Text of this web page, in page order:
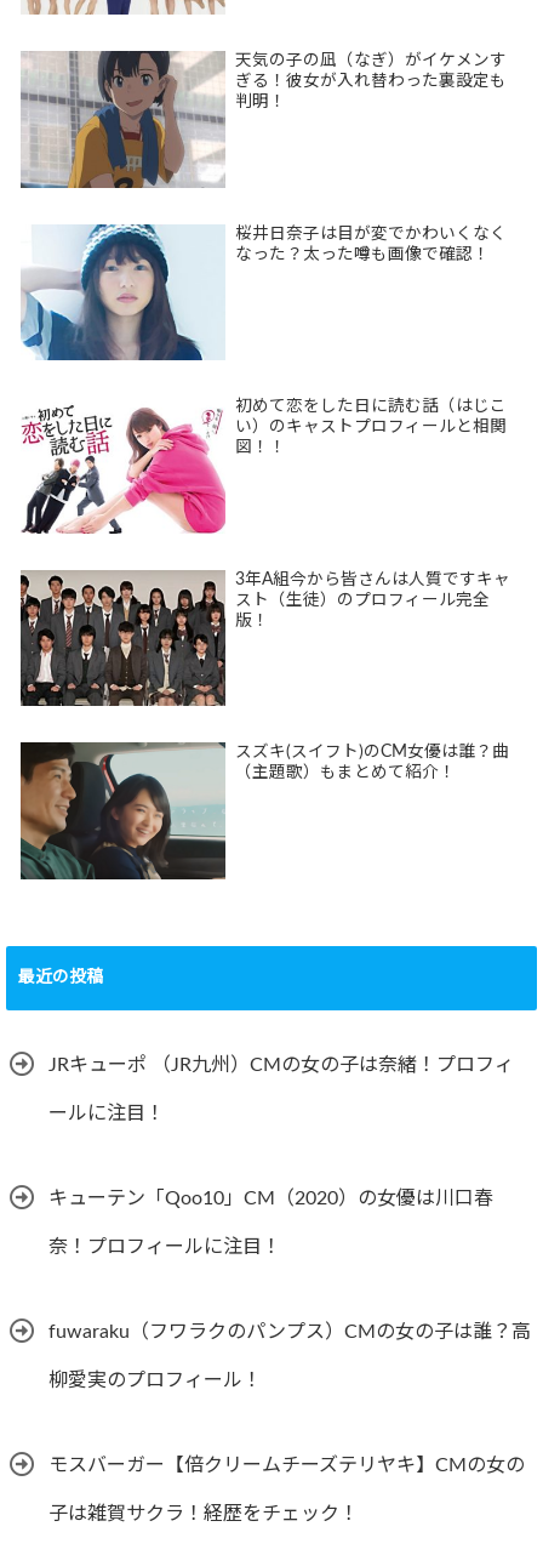
天気の子の凪（なぎ）がイケメンす
ぎる！彼女が入れ替わった裏設定も
判明！
桜井日奈子は目が変でかわいくなく
なった？太った噂も画像で確認！
初めて恋をした日に読む話（はじこ
い）のキャストプロフィールと相関
図！！
3年A組今から皆さんは人質ですキャ
スト（生徒）のプロフィール完全
版！
スズキ(スイフト)のCM女優は誰？曲
（主題歌）もまとめて紹介！
最近の投稿
JRキューポ （JR九州）CMの女の子は奈緒！プロフィ
ールに注目！
キューテン「Qoo10」CM（2020）の女優は川口春
奈！プロフィールに注目！
fuwaraku（フワラクのパンプス）CMの女の子は誰？高
柳愛実のプロフィール！
モスバーガー【倍クリームチーズテリヤキ】CMの女の
子は雑賀サクラ！経歴をチェック！